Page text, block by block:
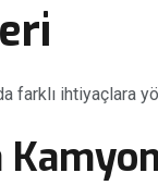
farklı ihtiyaçlara